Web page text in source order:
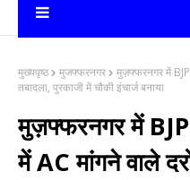
मुख्यपृष्ठ मुजफ्फरनगर
मुज़फ्फरनगर में BJP
तबादला, पुरकाजी में चौकी इंचार्ज बनाया
मुज़फ्फरनगर में
में AC मांगने वाले